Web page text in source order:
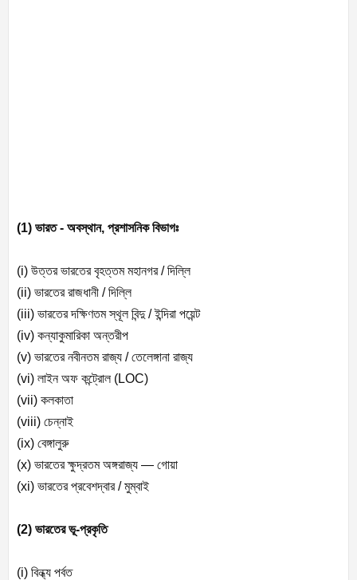
(1) ভারত - অবস্থান, প্রশাসনিক বিভাগঃ
(i) উত্তর ভারতের বৃহত্তম মহানগর / দিল্লি
(ii) ভারতের রাজধানী / দিল্লি
(iii) ভারতের দক্ষিণতম স্থূল বিন্দু / ইন্দিরা পয়েন্ট
(iv) কন্যাকুমারিকা অন্তরীপ
(v) ভারতের নবীনতম রাজ্য / তেলেঙ্গানা রাজ্য
(vi) লাইন অফ কন্ট্রোল (LOC)
(vii) কলকাতা
(viii) চেন্নাই
(ix) বেঙ্গালুরু
(x) ভারতের ক্ষুদ্রতম অঙ্গরাজ্য — গোয়া
(xi) ভারতের প্রবেশদ্বার / মুম্বাই
(2) ভারতের ভূ-প্রকৃতি
(i) বিন্ধ্য পর্বত